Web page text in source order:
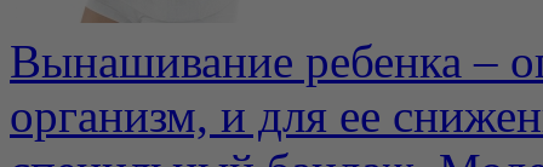
Вынашивание ребенка –
организм, и для ее